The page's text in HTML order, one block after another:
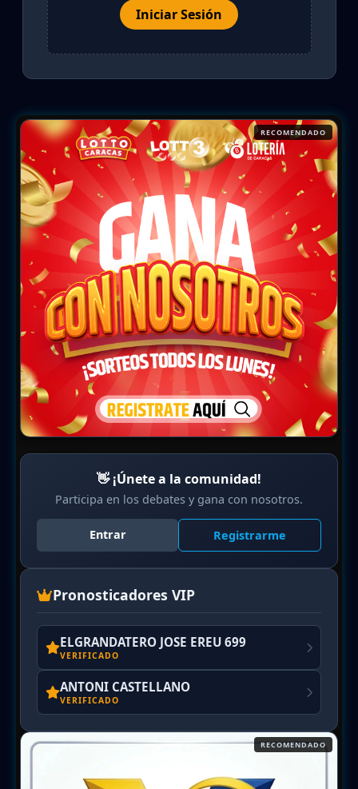
Iniciar Sesión
RECOMENDADO
👋 ¡Únete a la comunidad!
Participa en los debates y gana con nosotros.
Entrar Registrarme
Pronosticadores VIP
ELGRANDATERO JOSE EREU 699
VERIFICADO
ANTONI CASTELLANO
VERIFICADO
RECOMENDADO